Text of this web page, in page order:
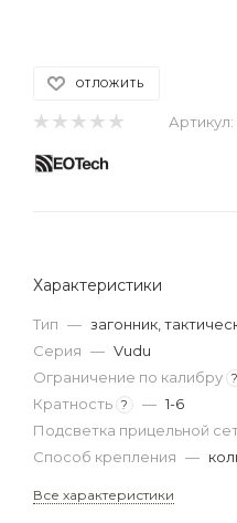
ОТЛОЖИТЬ
Артикул:
Характеристики
Тип — загонник,
Серия — Vudu
Ограничение по калибру ?
Кратность ? — 1-6
Подсветка прицельной
Способ крепления —
Все характеристики